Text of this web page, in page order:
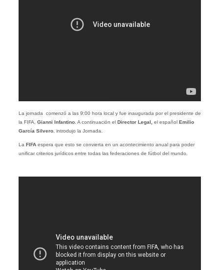
La jornada comenzó a las 9:00 hora local y fue inaugurada por el presidente de
la FIFA, Gianni Infantino. A continuación el Director Legal, el español Emilio
García Silvero, introdujo la Jornada.
La FIFAespera que esto se convierta en un acontecimiento anual para poder
unificar criterios jurídicos entre todas las federaciones de fútbol del mundo.